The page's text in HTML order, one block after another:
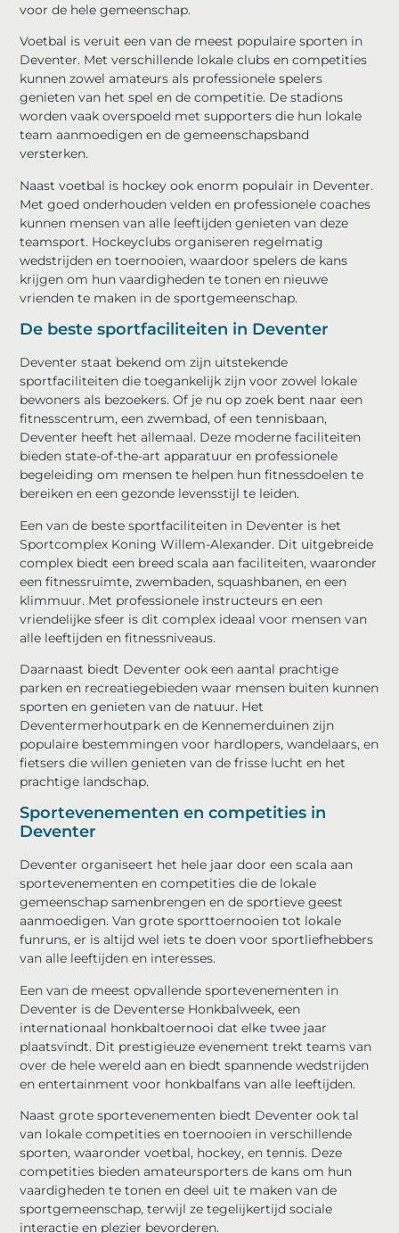
voor de hele gemeenschap.
Voetbal is veruit een van de meest populaire sporten in
Deventer. Met verschillende lokale clubs en competities
kunnen zowel amateurs als professionele spelers
genieten van het spel en de competitie. De stadions
worden vaak overspoeld met supporters die hun lokale
team aanmoedigen en de gemeenschapsband
versterken.
Naast voetbal is hockey ook enorm populair in Deventer.
Met goed onderhouden velden en professionele coaches
kunnen mensen van alle leeftijden genieten van deze
teamsport. Hockeyclubs organiseren regelmatig
wedstrijden en toernooien, waardoor spelers de kans
krijgen om hun vaardigheden te tonen en nieuwe
vrienden te maken in de sportgemeenschap.
De beste sportfaciliteiten in Deventer
Deventer staat bekend om zijn uitstekende
sportfaciliteiten die toegankelijk zijn voor zowel lokale
bewoners als bezoekers. Of je nu op zoek bent naar een
fitnesscentrum, een zwembad, of een tennisbaan,
Deventer heeft het allemaal. Deze moderne faciliteiten
bieden state-of-the-art apparatuur en professionele
begeleiding om mensen te helpen hun fitnessdoelen te
bereiken en een gezonde levensstijl te leiden.
Een van de beste sportfaciliteiten in Deventer is het
Sportcomplex Koning Willem-Alexander. Dit uitgebreide
complex biedt een breed scala aan faciliteiten, waaronder
een fitnessruimte, zwembaden, squashbanen, en een
klimmuur. Met professionele instructeurs en een
vriendelijke sfeer is dit complex ideaal voor mensen van
alle leeftijden en fitnessniveaus.
Daarnaast biedt Deventer ook een aantal prachtige
parken en recreatiegebieden waar mensen buiten kunnen
sporten en genieten van de natuur. Het
Deventermerhoutpark en de Kennemerduinen zijn
populaire bestemmingen voor hardlopers, wandelaars, en
fietsers die willen genieten van de frisse lucht en het
prachtige landschap.
Sportevenementen en competities in
Deventer
Deventer organiseert het hele jaar door een scala aan
sportevenementen en competities die de lokale
gemeenschap samenbrengen en de sportieve geest
aanmoedigen. Van grote sporttoernooien tot lokale
funruns, er is altijd wel iets te doen voor sportliefhebbers
van alle leeftijden en interesses.
Een van de meest opvallende sportevenementen in
Deventer is de Deventerse Honkbalweek, een
internationaal honkbaltoernooi dat elke twee jaar
plaatsvindt. Dit prestigieuze evenement trekt teams van
over de hele wereld aan en biedt spannende wedstrijden
en entertainment voor honkbalfans van alle leeftijden.
Naast grote sportevenementen biedt Deventer ook tal
van lokale competities en toernooien in verschillende
sporten, waaronder voetbal, hockey, en tennis. Deze
competities bieden amateursporters de kans om hun
vaardigheden te tonen en deel uit te maken van de
sportgemeenschap, terwijl ze tegelijkertijd sociale
interactie en plezier bevorderen.